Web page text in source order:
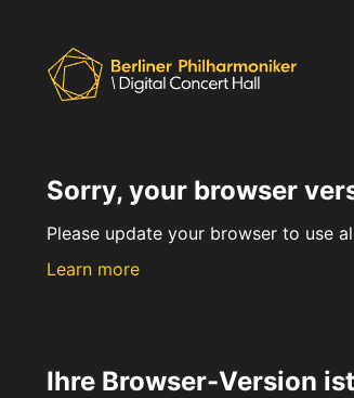
Sorry, your browser
Please update your browser to use
Learn more
Ihre Browser-Version